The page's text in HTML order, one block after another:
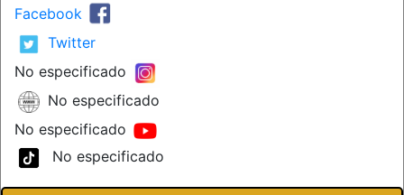
Facebook
Twitter
No especificado
No especificado
No especificado
No especificado